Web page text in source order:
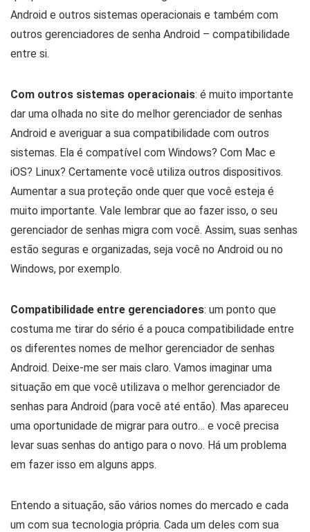
Android e outros sistemas operacionais e também com
outros gerenciadores de senha Android – compatibilidade
entre si.
Com outros sistemas operacionais: é muito importante
dar uma olhada no site do melhor gerenciador de senhas
Android e averiguar a sua compatibilidade com outros
sistemas. Ela é compatível com Windows? Com Mac e
iOS? Linux? Certamente você utiliza outros dispositivos.
Aumentar a sua proteção onde quer que você esteja é
muito importante. Vale lembrar que ao fazer isso, o seu
gerenciador de senhas migra com você. Assim, suas senhas
estão seguras e organizadas, seja você no Android ou no
Windows, por exemplo.
Compatibilidade entre gerenciadores: um ponto que
costuma me tirar do sério é a pouca compatibilidade entre
os diferentes nomes de melhor gerenciador de senhas
Android. Deixe-me ser mais claro. Vamos imaginar uma
situação em que você utilizava o melhor gerenciador de
senhas para Android (para você até então). Mas apareceu
uma oportunidade de migrar para outro… e você precisa
levar suas senhas do antigo para o novo. Há um problema
em fazer isso em alguns apps.
Entendo a situação, são vários nomes do mercado e cada
um com sua tecnologia própria. Cada um deles com sua